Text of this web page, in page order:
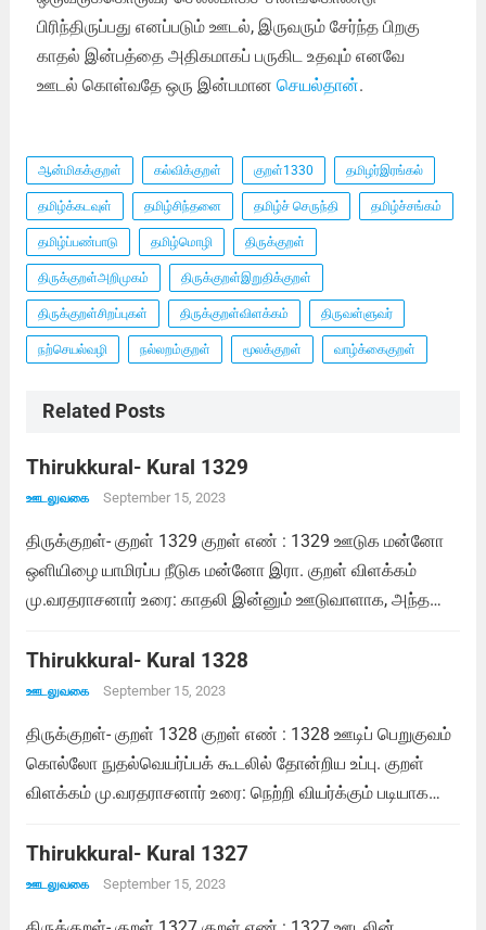
பிரிந்திருப்பது எனப்படும் ஊடல், இருவரும் சேர்ந்த பிறகு
காதல் இன்பத்தை அதிகமாகப் பருகிட உதவும் எனவே
ஊடல் கொள்வதே ஒரு இன்பமான செயல்தான்.
ஆன்மிகக்குறள் கல்விக்குறள் குறள்1330 தமிழர்இரங்கல்
தமிழ்க்கடவுள் தமிழ்சிந்தனை தமிழ்ச் செருந்தி தமிழ்ச்சங்கம்
தமிழ்ப்பண்பாடு தமிழ்மொழி திருக்குறள்
திருக்குறள்அறிமுகம் திருக்குறள்இறுதிக்குறள்
திருக்குறள்சிறப்புகள் திருக்குறள்விளக்கம் திருவள்ளுவர்
நற்செயல்வழி நல்லறம்குறள் மூலக்குறள் வாழ்க்கைகுறள்
Related Posts
Thirukkural- Kural 1329
ஊடலுவகை September 15, 2023
திருக்குறள்- குறள் 1329 குறள் எண் : 1329 ஊடுக மன்னோ
ஒளியிழை யாமிரப்ப நீடுக மன்னோ இரா. குறள் விளக்கம்
மு.வரதராசனார் உரை: காதலி இன்னும் ஊடுவாளாக, அந்த
இராக்காலம் இன்னும் நீட்டிப்பதாக. சாலமன் பாப்பையா உரை:
ஒளிமிகும் அணிகளை அணிந்த இவள் இன்னும் என்னோடு...
Thirukkural- Kural 1328
ஊடலுவகை September 15, 2023
திருக்குறள்- குறள் 1328 குறள் எண் : 1328 ஊடிப் பெறுகுவம்
கொல்லோ நுதல்வெயர்ப்பக் கூடலில் தோன்றிய உப்பு. குறள்
விளக்கம் மு.வரதராசனார் உரை: நெற்றி வியர்க்கும் படியாக
பயனாக இனியும் பெறுவோமோ. சாலமன் பாப்பையா உரை:
நெற்றி வியர்க்கும்படி கலவியில் தோன்றும் சுகத்தை
Thirukkural- Kural 1327
ஊடலுவகை September 15, 2023